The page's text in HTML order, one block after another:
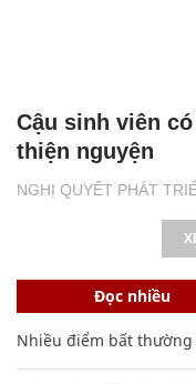
NGHỊ QUYẾT PHÁT
Cậu sinh viên
thiện nguyện
Đọc nhiều
Nhiều điểm bất thường